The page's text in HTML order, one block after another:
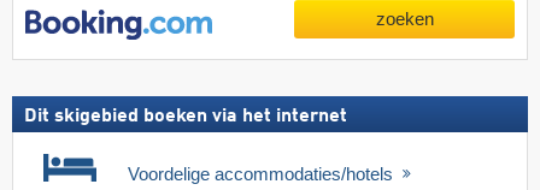
zoeken
Dit skigebied boeken via het internet
Voordelige accommodaties/hotels